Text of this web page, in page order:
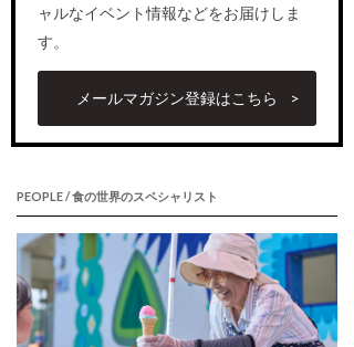
ャルなイベント情報などをお届けしま
す。
メールマガジン登録はこちら
PEOPLE / 食の世界のスペシャリスト